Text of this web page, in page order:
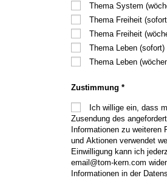
Thema System
Thema Freiheit
Thema Freiheit
Thema Leben (sofort)
Thema Leben
Zustimmung *
Ich willige ein, dass
Zusendung des
Informationen zu weiteren
und Aktionen verwendet
Einwilligung kann ich
email@tom-kern.com
Informationen in der